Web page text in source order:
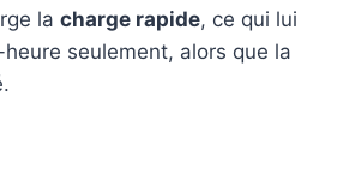
la charge rapide, ce qui lui
seulement, alors que la